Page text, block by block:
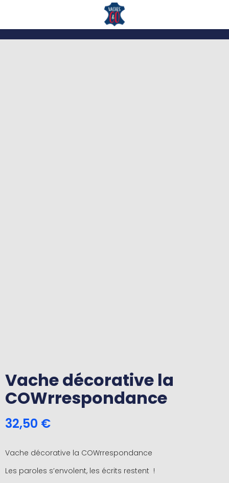
Vache décorative la
COWrrespondance
32,50 €
Vache décorative la COWrrespondance
Les paroles s’envolent, les écrits restent !